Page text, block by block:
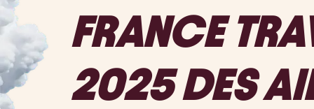
FRANCE
2025 DES